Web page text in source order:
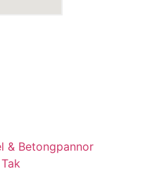
& Betongpannor